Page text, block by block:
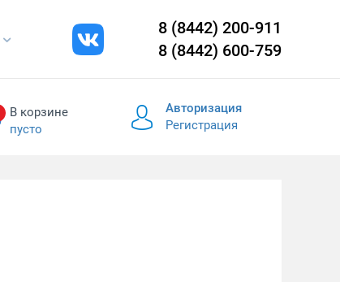
8 (8442) 200-911
8 (8442) 600-759
В корзине
пусто
Авторизация
Регистрация